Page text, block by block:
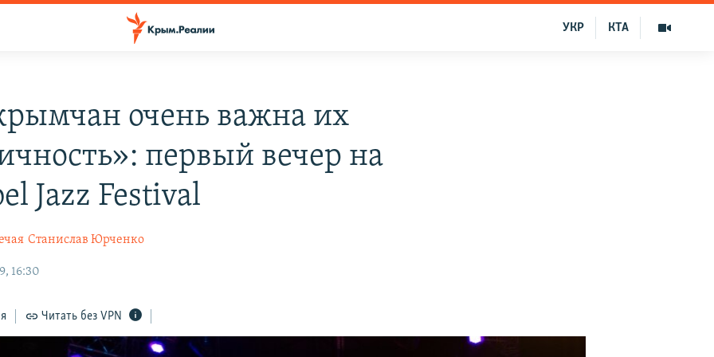
КТА
УКР
очень важна их
первый вечер на
Jazz Festival
Станислав Юрченко
16:30
Читать без VPN